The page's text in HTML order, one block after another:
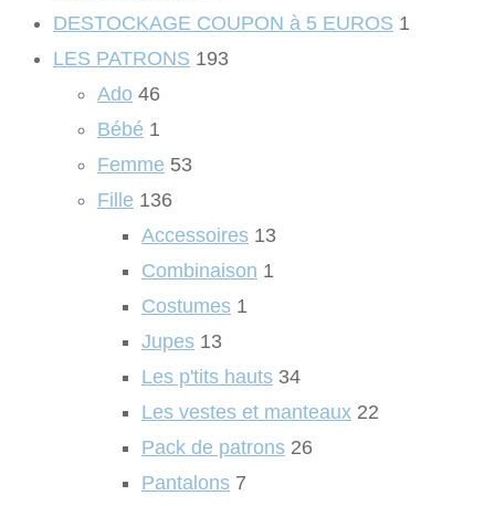
DESTOCKAGE COUPON à 5 EUROS 1
LES PATRONS 193
Ado 46
Bébé 1
Femme 53
Fille 136
Accessoires 13
Combinaison 1
Costumes 1
Jupes 13
Les p'tits hauts 34
Les vestes et manteaux 22
Pack de patrons 26
Pantalons 7